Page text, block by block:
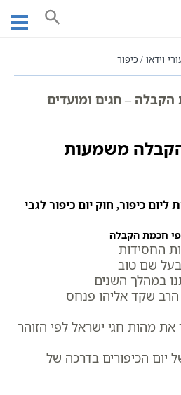
וידאו כיפור
הקבלה – חגים ומועדים
הקבלה משמעות
ליום כיפור, חוק יום כיפור לגבי
חכמת הקבלה
החסידות
שם טוב
במהלך השנים
הרב שקד אליהו פנחס
את מהות חגי ישראל לפי הזוהר
יום הכיפורים בדרכה של